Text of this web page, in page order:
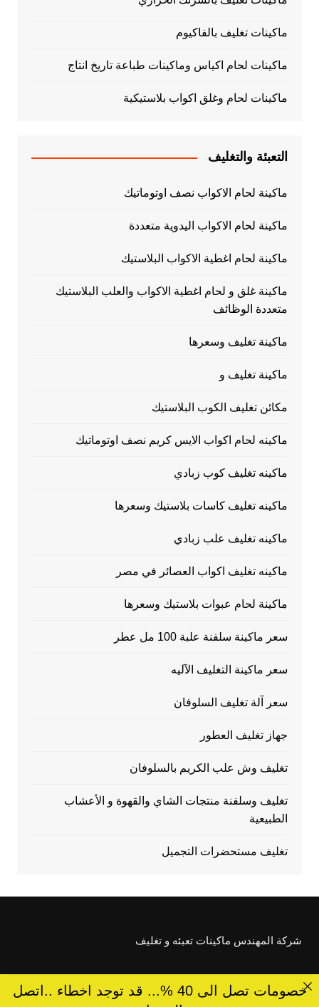
ماكينات تغليف بالفاكيوم
ماكينات لحام اكياس وماكينات طباعة تاريخ انتاج
ماكينات لحام وغلق اكواب بلاستيكية
التعبئة والتغليف
ماكينة لحام الاكواب نصف اوتوماتيك
ماكينة لحام الاكواب اليدوية متعددة
ماكينة لحام اغطية الاكواب البلاستيك
ماكينة غلق و لحام اغطية الاكواب والعلب البلاستيك
متعددة الوظائف
ماكينة تغليف وسعرها
ماكينة تغليف و
مكائن تغليف الكوب البلاستيك
ماكينه لحام اكواب الايس كريم نصف اوتوماتيك
ماكينه تغليف كوب زبادي
ماكينه تغليف كاسات بلاستيك وسعرها
ماكينه تغليف علب زبادي
ماكينه تغليف اكواب العصائر في مصر
ماكينة لحام عبوات بلاستيك وسعرها
سعر ماكينة سلفنة علبة 100 مل عطر
سعر ماكينة التغليف الآليه
سعر آلة تغليف السلوفان
جهاز تغليف العطور
تغليف وش علب الكريم بالسلوفان
تغليف وسلفنة منتجات الشاي والقهوة و الأعشاب
الطبيعية
تغليف مستحضرات التجميل
شركة المهندس ماكينات تعبئه و تغليف
خصومات تصل الى 40 %... قد توجد اخطاء ..اتصل